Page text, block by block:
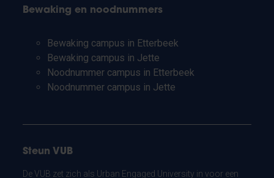
Bewaking en noodnummers
Bewaking campus in Etterbeek
Bewaking campus in Jette
Noodnummer campus in Etterbeek
Noodnummer campus in Jette
Steun VUB
De VUB zet zich als Urban Engaged University in voor een